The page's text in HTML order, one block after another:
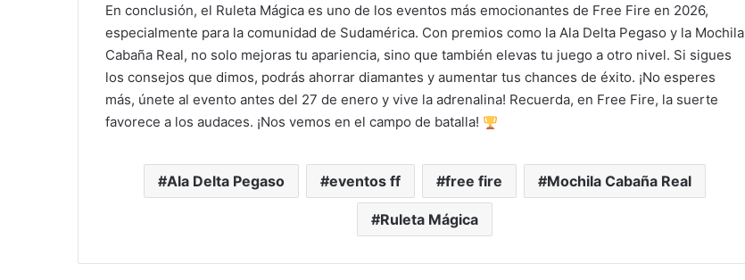
En conclusión, el Ruleta Mágica es uno de los eventos más emocionantes de Free Fire en 2026,
especialmente para la comunidad de Sudamérica. Con premios como la Ala Delta Pegaso y la Mochila
Cabaña Real, no solo mejoras tu apariencia, sino que también elevas tu juego a otro nivel. Si sigues
los consejos que dimos, podrás ahorrar diamantes y aumentar tus chances de éxito. ¡No esperes
más, únete al evento antes del 27 de enero y vive la adrenalina! Recuerda, en Free Fire, la suerte
favorece a los audaces. ¡Nos vemos en el campo de batalla!
Ala Delta Pegaso eventos ff free fire Mochila Cabaña Real
Ruleta Mágica